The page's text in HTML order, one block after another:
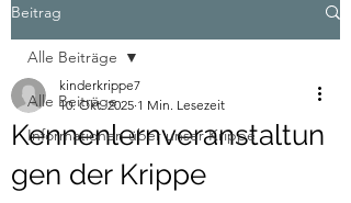
Beitrag
Alle Beiträge
Informationen über unser Krippe
Alle Beiträge
Kennenlernveranstaltun
gen der Krippe
kinderkrippe7
10. Okt. 2025 1 Min. Lesezeit